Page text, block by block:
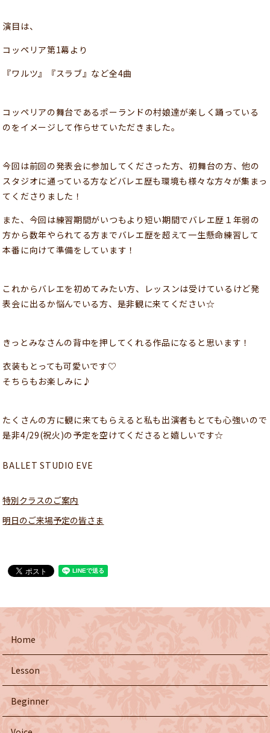
演目は、
コッペリア第1幕より
『ワルツ』『スラブ』など全4曲
コッペリアの舞台であるポーランドの村娘達が楽しく踊っている
のをイメージして作らせていただきました。
今回は前回の発表会に参加してくださった方、初舞台の方、他の
スタジオに通っている方などバレエ歴も環境も様々な方々が集まっ
てくださりました！
また、今回は練習期間がいつもより短い期間でバレエ歴１年弱の
方から数年やられてる方までバレエ歴を超えて一生懸命練習して
本番に向けて準備をしています！
これからバレエを初めてみたい方、レッスンは受けているけど発
表会に出るか悩んでいる方、是非観に来てください☆
きっとみなさんの背中を押してくれる作品になると思います！
衣装もとっても可愛いです♡
そちらもお楽しみに♪
たくさんの方に観に来てもらえると私も出演者もとても心強いので
是非4/29(祝火)の予定を空けてくださると嬉しいです☆
BALLET STUDIO EVE
特別クラスのご案内
明日のご来場予定の皆さま
Home
Lesson
Beginner